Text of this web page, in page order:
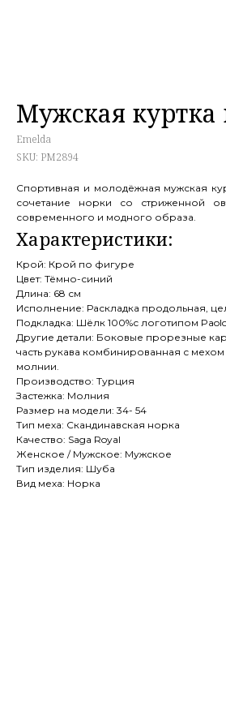
Мужская
Emelda
SKU: PM2894
Спортивная и молодёжная мужская
сочетание норки со стриженной
современного и модного образа.
Крой: Крой по фигуре
Цвет: Тёмно-синий
Длина: 68 см
Исполнение: Раскладка продольная,
Подкладка: Шёлк 100%с логотипом
Другие детали: Боковые прорезные
часть рукава комбинированная с
молнии.
Производство: Турция
Застежка: Молния
Размер на модели: 34- 54
Тип меха: Скандинавская норка
Качество: Saga Royal
Женское / Мужское: Мужское
Тип изделия: Шуба
Вид меха: Норка